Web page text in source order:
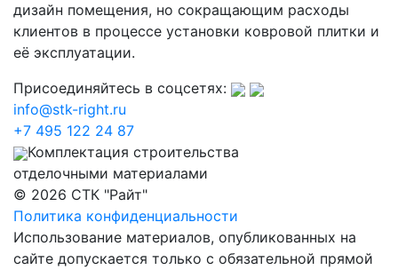
дизайн помещения, но сокращающим расходы
клиентов в процессе установки ковровой плитки и
её эксплуатации.
Присоединяйтесь в соцсетях:
info@stk-right.ru
+7 495 122 24 87
Комплектация строительства
отделочными материалами
© 2026 СТК "Райт"
Политика конфиденциальности
Использование материалов, опубликованных на
сайте допускается только с обязательной прямой